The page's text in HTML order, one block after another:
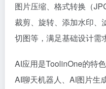
图片压缩、格式转换（
裁剪、旋转、添加水印、
切图等，满足基础设计需
AI应用是ToolinOne的特
AI聊天机器人、AI图片生